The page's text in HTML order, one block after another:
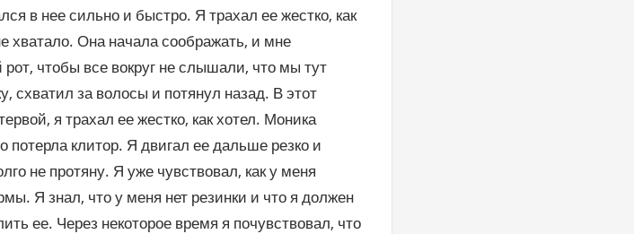
в нее сильно и быстро. Я трахал ее жестко, как
хватало. Она начала соображать, и мне
чтобы все вокруг не слышали, что мы тут
схватил за волосы и потянул назад. В этот
я трахал ее жестко, как хотел. Моника
потерла клитор. Я двигал ее дальше резко и
не протяну. Я уже чувствовал, как у меня
Я знал, что у меня нет резинки и что я должен
ее. Через некоторое время я почувствовал, что